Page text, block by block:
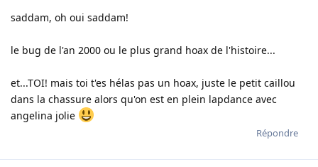
saddam, oh oui saddam!
le bug de l'an 2000 ou le plus grand hoax de l'histoire...
et...TOI! mais toi t'es hélas pas un hoax, juste le petit caillou
dans la chassure alors qu'on est en plein lapdance avec
angelina jolie
Répondre